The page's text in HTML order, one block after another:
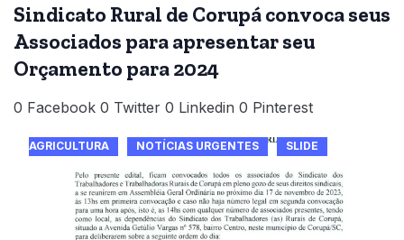
Sindicato Rural de Corupá convoca seus
Associados para apresentar seu
Orçamento para 2024
0 Facebook 0 Twitter 0 Linkedin 0 Pinterest
AGRICULTURA NOTÍCIAS URGENTES SLIDE